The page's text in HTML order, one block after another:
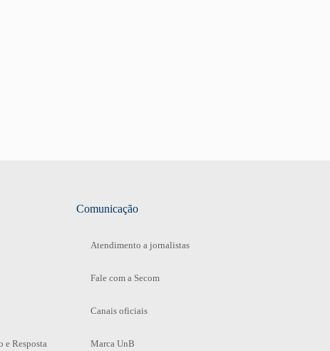
e Resposta
Comunicação
Atendimento a jornalistas
Fale com a Secom
Canais oficiais
Marca UnB